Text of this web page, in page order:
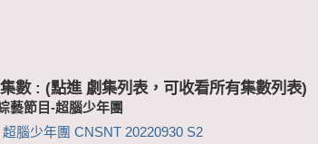
數 : (點進 劇集列表，可收看所有集數列表)
藝節目-超腦少年團
超腦少年團 CNSNT 20220930 S2